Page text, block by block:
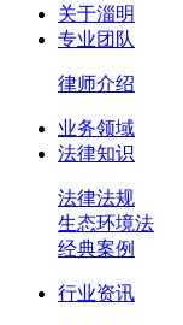
关于淄明
专业团队
律师介绍
业务领域
法律知识
法律法规
生态环境法
经典案例
行业资讯